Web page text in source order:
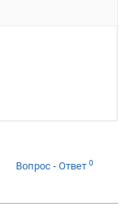
Вопрос - Ответ 0